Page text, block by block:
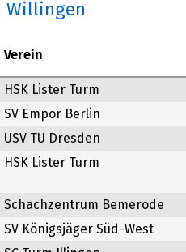
Willingen
Verein
HSK Lister Turm
SV Empor Berlin
USV TU Dresden
HSK Lister Turm
Schachzentrum Bemerode
SV Königsjäger Süd-West